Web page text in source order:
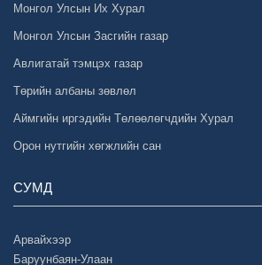
Монгол Улсын Их Хурал
Монгол Улсын Засгийн газар
Авлигатай тэмцэх газар
Төрийн албаны зөвлөл
Аймгийн иргэдийн Төлөөлөгчдийн Хурал
Орон нутгийн хөгжлийн сан
СУМД
Арвайхээр
Баруунбаян-Улаан